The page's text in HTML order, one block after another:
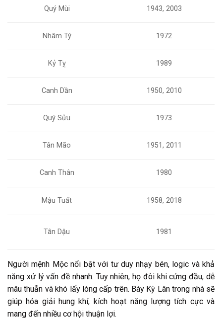
Quý Mùi 1943, 2003
Nhâm Tý 1972
Kỷ Tỵ 1989
Canh Dần 1950, 2010
Quý Sửu 1973
Tân Mão 1951, 2011
Canh Thân 1980
Mậu Tuất 1958, 2018
Tân Dậu 1981
Người mệnh Mộc nổi bật với tư duy nhạy bén, logic và khả
năng xử lý vấn đề nhanh. Tuy nhiên, họ đôi khi cứng đầu, dễ
mâu thuẫn và khó lấy lòng cấp trên. Bày Kỳ Lân trong nhà sẽ
giúp hóa giải hung khí, kích hoạt năng lượng tích cực và
mang đến nhiều cơ hội thuận lợi.